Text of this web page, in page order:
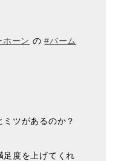
ホーン の#バーム
ツがあるのか？
足度を上げてくれ